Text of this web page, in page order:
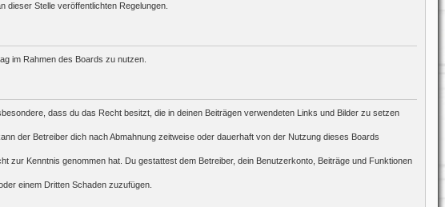
dieser Stelle veröffentlichten Regelungen.
im Rahmen des Boards zu nutzen.
dass du das Recht besitzt, die in deinen Beiträgen verwendeten Links und Bilder zu setzen
der Betreiber dich nach Abmahnung zeitweise oder dauerhaft von der Nutzung dieses Boards
Kenntnis genommen hat. Du gestattest dem Betreiber, dein Benutzerkonto, Beiträge und Funktionen
einem Dritten Schaden zuzufügen.